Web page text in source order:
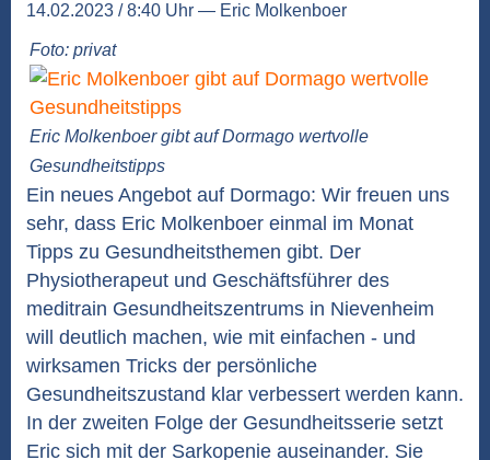
14.02.2023 / 8:40 Uhr — Eric Molkenboer
Foto: privat
Eric Molkenboer gibt auf Dormago wertvolle
Gesundheitstipps
Ein neues Angebot auf Dormago: Wir freuen uns
sehr, dass Eric Molkenboer einmal im Monat
Tipps zu Gesundheitsthemen gibt. Der
Physiotherapeut und Geschäftsführer des
meditrain Gesundheitszentrums in Nievenheim
will deutlich machen, wie mit einfachen - und
wirksamen Tricks der persönliche
Gesundheitszustand klar verbessert werden kann.
In der zweiten Folge der Gesundheitsserie setzt
Eric sich mit der Sarkopenie auseinander. Sie